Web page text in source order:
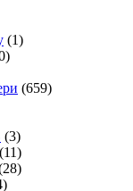
(1)
(659)
(3)
(11)